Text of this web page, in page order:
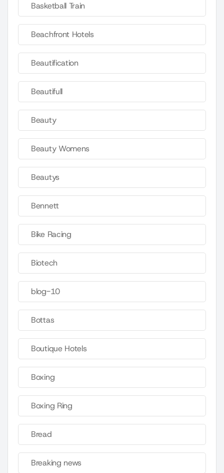
Basketball Train
Beachfront Hotels
Beautification
Beautifull
Beauty
Beauty Womens
Beautys
Bennett
Bike Racing
Biotech
blog-10
Bottas
Boutique Hotels
Boxing
Boxing Ring
Bread
Breaking news